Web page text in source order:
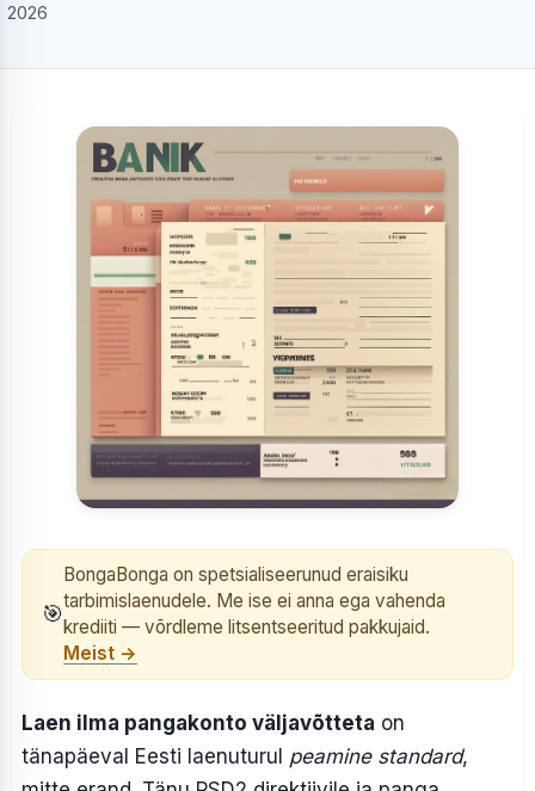
2026
🎯
BongaBonga on spetsialiseerunud eraisiku
tarbimislaenudele. Me ise ei anna ega vahenda
krediiti — võrdleme litsentseeritud pakkujaid.
Meist →
Laen ilma pangakonto väljavõtteta on
tänapäeval Eesti laenuturul peamine standard,